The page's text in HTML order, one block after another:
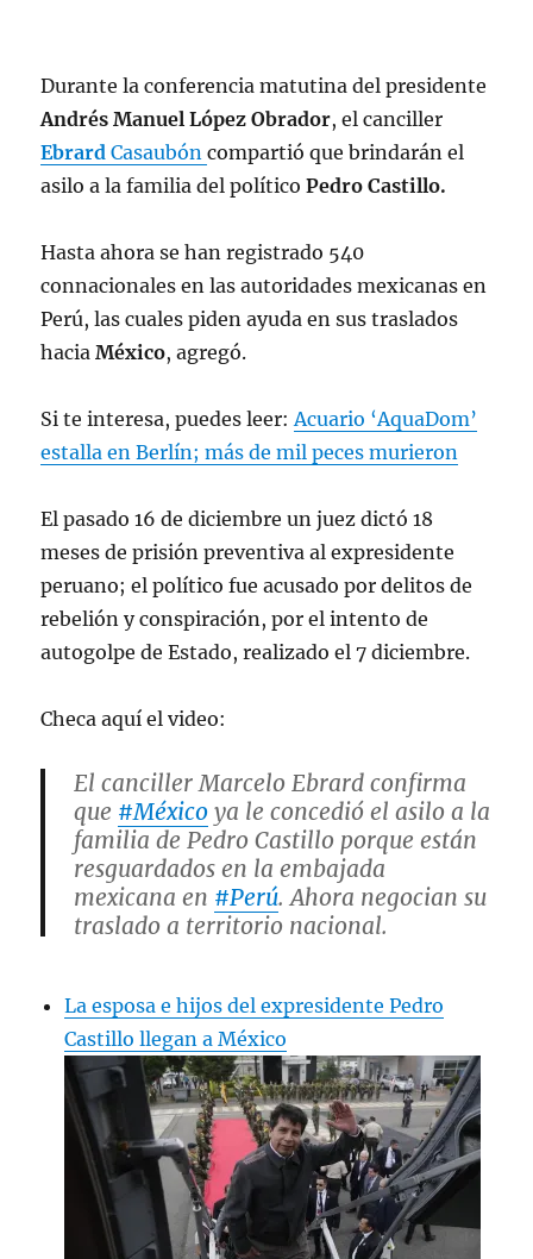
Durante la conferencia matutina del presidente
Andrés Manuel López Obrador, el canciller
Ebrard Casaubóncompartió que brindarán el
asilo a la familia del políticoPedro Castillo.
Hasta ahora se han registrado 540
connacionales en las autoridades mexicanas en
Perú, las cuales piden ayuda en sus traslados
haciaMéxico, agregó.
Si te interesa, puedes leer: Acuario ‘AquaDom’
estalla en Berlín; más de mil peces murieron
El pasado 16 de diciembre un juez dictó 18
meses de prisión preventiva al expresidente
peruano; el político fue acusado por delitos de
rebelión y conspiración, por el intento de
autogolpe de Estado, realizado el 7 diciembre.
Checa aquí el video:
El canciller Marcelo Ebrard confirma
que #México ya le concedió el asilo a la
familia de Pedro Castillo porque están
resguardados en la embajada
mexicana en #Perú. Ahora negocian su
traslado a territorio nacional.
— OSCAR MARIO BETETA
(@MarioBeteta)December 20, 2022
La esposa e hijos del expresidente Pedro
Castillo llegan a México